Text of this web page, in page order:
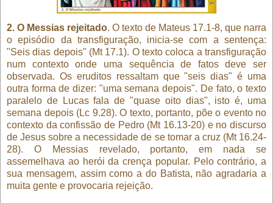
2. O Messias rejeitado. O texto de Mateus 17.1-8, que narra
o episódio da transfiguração, inicia-se com a sentença:
"Seis dias depois" (Mt 17.1). O texto coloca a transfiguração
num contexto onde uma sequência de fatos deve ser
observada. Os eruditos ressaltam que "seis dias" é uma
outra forma de dizer: "uma semana depois". De fato, o texto
paralelo de Lucas fala de "quase oito dias", isto é, uma
semana depois (Lc 9.28). O texto, portanto, põe o evento no
contexto da confissão de Pedro (Mt 16.13-20) e no discurso
de Jesus sobre a necessidade de se tomar a cruz (Mt 16.24-
28). O Messias revelado, portanto, em nada se
assemelhava ao herói da crença popular. Pelo contrário, a
sua mensagem, assim como a do Batista, não agradaria a
muita gente e provocaria rejeição.